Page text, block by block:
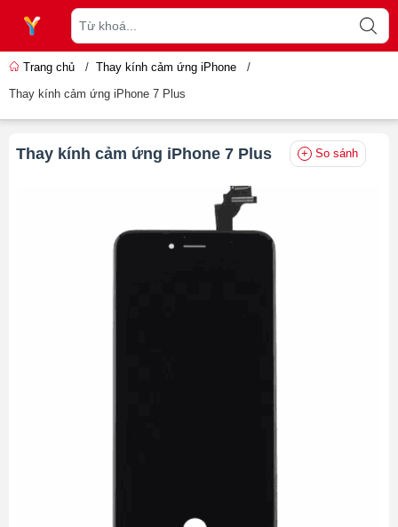
Trang chủ / Thay kính cảm ứng iPhone
/
Thay kính cảm ứng iPhone 7 Plus
Thay kính cảm ứng iPhone 7 Plus So sánh